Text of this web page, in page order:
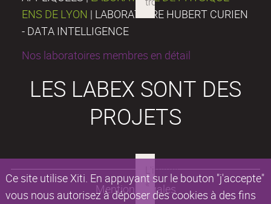
Ce site utilise Xiti. En appuyant sur le bouton "j'accepte"
vous nous autorisez à déposer des cookies à des fins
ENS DE LYON | LABORATOIRE HUBERT CURIEN
- DATA INTELLIGENCE
Nos laboratoires membres en détail
LES LABEX SONT DES
PROJETS
Mentions légales